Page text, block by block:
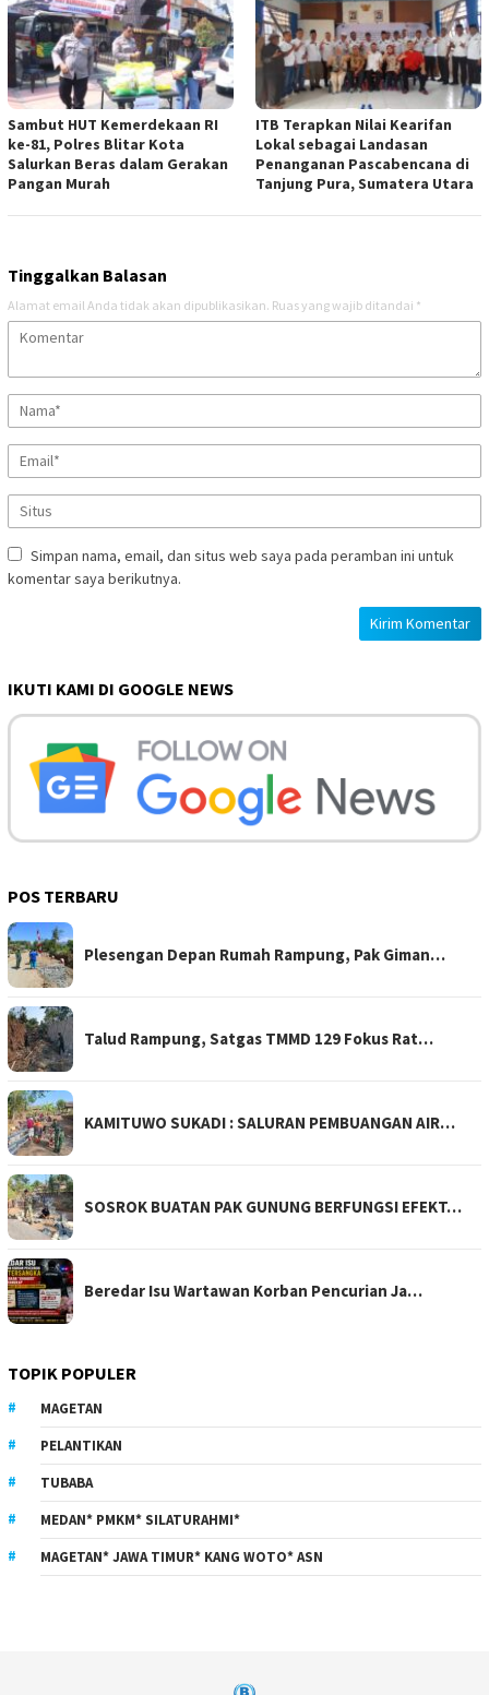
Sambut HUT Kemerdekaan RI
ke-81, Polres Blitar Kota
Salurkan Beras dalam Gerakan
Pangan Murah
ITB Terapkan Nilai Kearifan
Lokal sebagai Landasan
Penanganan Pascabencana di
Tanjung Pura, Sumatera Utara
Tinggalkan Balasan
Alamat email Anda tidak akan dipublikasikan. Ruas yang wajib ditandai *
Simpan nama, email, dan situs web saya pada peramban ini untuk
komentar saya berikutnya.
IKUTI KAMI DI GOOGLE NEWS
POS TERBARU
Plesengan Depan Rumah Rampung, Pak Giman…
Talud Rampung, Satgas TMMD 129 Fokus Rat…
KAMITUWO SUKADI : SALURAN PEMBUANGAN AIR…
SOSROK BUATAN PAK GUNUNG BERFUNGSI EFEKT…
Beredar Isu Wartawan Korban Pencurian Ja…
TOPIK POPULER
MAGETAN
PELANTIKAN
TUBABA
MEDAN* PMKM* SILATURAHMI*
MAGETAN* JAWA TIMUR* KANG WOTO* ASN